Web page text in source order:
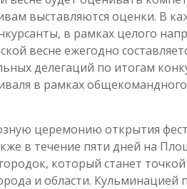
выставляются оценки. В
в рамках целого
весне ежегодно
делегаций по итогам
в рамках
церемонию открытия
в течение пяти дней на
который станет
и области. Кульминацией